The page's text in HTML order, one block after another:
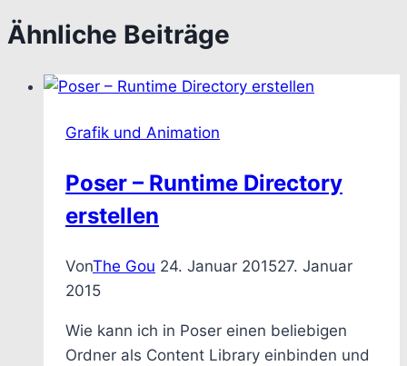
Ähnliche Beiträge
Grafik und Animation
Poser – Runtime Directory
erstellen
VonThe Gou 24. Januar 201527. Januar
2015
Wie kann ich in Poser einen beliebigen
Ordner als Content Library einbinden und